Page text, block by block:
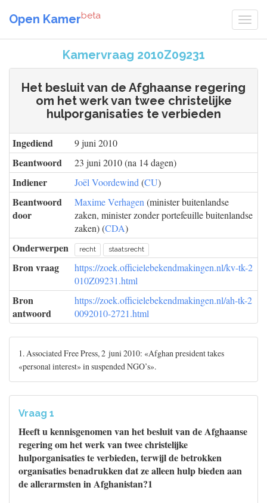
Open Kamerbeta
Kamervraag 2010Z09231
Het besluit van de Afghaanse regering
om het werk van twee christelijke
hulporganisaties te verbieden
Ingediend 9 juni 2010
Beantwoord 23 juni 2010 (na 14 dagen)
Indiener Joël Voordewind (CU)
Beantwoord
door
Maxime Verhagen (minister buitenlandse
zaken, minister zonder portefeuille buitenlandse
zaken) (CDA)
Onderwerpen recht staatsrecht
Bron vraag
https://zoek.officielebekendmakingen.nl/kv-tk-2
010Z09231.html
Bron
antwoord
https://zoek.officielebekendmakingen.nl/ah-tk-2
0092010-2721.html
1. Associated Free Press, 2 juni 2010: «Afghan president takes
«personal interest» in suspended NGO’s».
Vraag 1
Heeft u kennisgenomen van het besluit van de Afghaanse
regering om het werk van twee christelijke
hulporganisaties te verbieden, terwijl de betrokken
organisaties benadrukken dat ze alleen hulp bieden aan
de allerarmsten in Afghanistan?1